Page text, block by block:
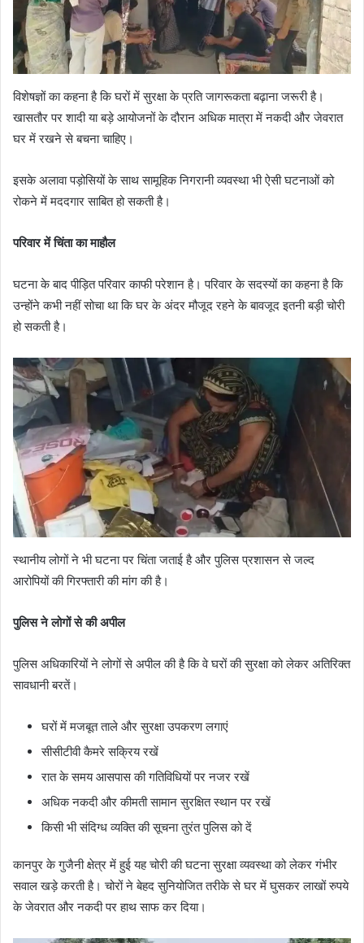
विशेषज्ञों का कहना है कि घरों में सुरक्षा के प्रति जागरूकता बढ़ाना जरूरी है।
खासतौर पर शादी या बड़े आयोजनों के दौरान अधिक मात्रा में नकदी और जेवरात
घर में रखने से बचना चाहिए।
इसके अलावा पड़ोसियों के साथ सामूहिक निगरानी व्यवस्था भी ऐसी घटनाओं को
रोकने में मददगार साबित हो सकती है।
परिवार में चिंता का माहौल
घटना के बाद पीड़ित परिवार काफी परेशान है। परिवार के सदस्यों का कहना है कि
उन्होंने कभी नहीं सोचा था कि घर के अंदर मौजूद रहने के बावजूद इतनी बड़ी चोरी
हो सकती है।
स्थानीय लोगों ने भी घटना पर चिंता जताई है और पुलिस प्रशासन से जल्द
आरोपियों की गिरफ्तारी की मांग की है।
पुलिस ने लोगों से की अपील
पुलिस अधिकारियों ने लोगों से अपील की है कि वे घरों की सुरक्षा को लेकर अतिरिक्त
सावधानी बरतें।
घरों में मजबूत ताले और सुरक्षा उपकरण लगाएं
सीसीटीवी कैमरे सक्रिय रखें
रात के समय आसपास की गतिविधियों पर नजर रखें
अधिक नकदी और कीमती सामान सुरक्षित स्थान पर रखें
किसी भी संदिग्ध व्यक्ति की सूचना तुरंत पुलिस को दें
कानपुर के गुजैनी क्षेत्र में हुई यह चोरी की घटना सुरक्षा व्यवस्था को लेकर गंभीर
सवाल खड़े करती है। चोरों ने बेहद सुनियोजित तरीके से घर में घुसकर लाखों रुपये
के जेवरात और नकदी पर हाथ साफ कर दिया।